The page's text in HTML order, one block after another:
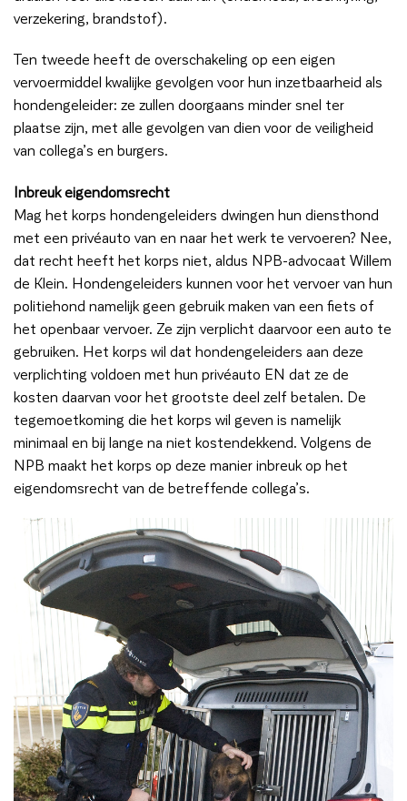
verzekering, brandstof).
Ten tweede heeft de overschakeling op een eigen
vervoermiddel kwalijke gevolgen voor hun inzetbaarheid als
hondengeleider: ze zullen doorgaans minder snel ter
plaatse zijn, met alle gevolgen van dien voor de veiligheid
van collega’s en burgers.
Inbreuk eigendomsrecht
Mag het korps hondengeleiders dwingen hun diensthond
met een privéauto van en naar het werk te vervoeren? Nee,
dat recht heeft het korps niet, aldus NPB-advocaat Willem
de Klein. Hondengeleiders kunnen voor het vervoer van hun
politiehond namelijk geen gebruik maken van een fiets of
het openbaar vervoer. Ze zijn verplicht daarvoor een auto te
gebruiken. Het korps wil dat hondengeleiders aan deze
verplichting voldoen met hun privéauto EN dat ze de
kosten daarvan voor het grootste deel zelf betalen. De
tegemoetkoming die het korps wil geven is namelijk
minimaal en bij lange na niet kostendekkend. Volgens de
NPB maakt het korps op deze manier inbreuk op het
eigendomsrecht van de betreffende collega’s.